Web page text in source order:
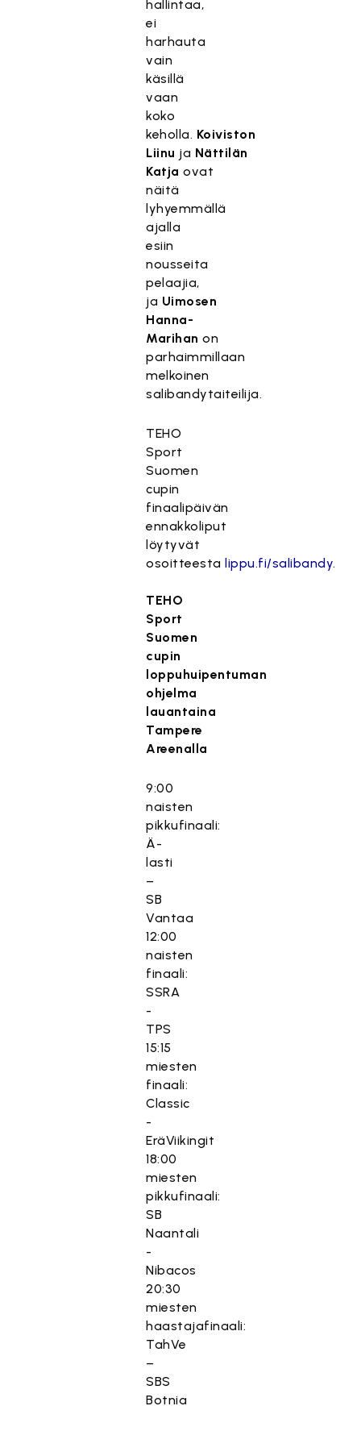
hallintaa,
ei
harhauta
vain
käsillä
vaan
koko
keholla. Koiviston
Liinu ja Nättilän
Katja ovat
näitä
lyhyemmällä
ajalla
esiin
nousseita
pelaajia,
ja Uimosen
Hanna-
Marihan on
parhaimmillaan
melkoinen
salibandytaiteilija.
TEHO
Sport
Suomen
cupin
finaalipäivän
ennakkoliput
löytyvät
osoitteestalippu.fi/salibandy.
TEHO
Sport
Suomen
cupin
loppuhuipentuman
ohjelma
lauantaina
Tampere
Areenalla
9:00
naisten
pikkufinaali:
Ä-
lasti
–
SB
Vantaa
12:00
naisten
finaali:
SSRA
-
TPS
15:15
miesten
finaali:
Classic
-
EräViikingit
18:00
miesten
pikkufinaali:
SB
Naantali
-
Nibacos
20:30
miesten
haastajafinaali:
TahVe
–
SBS
Botnia